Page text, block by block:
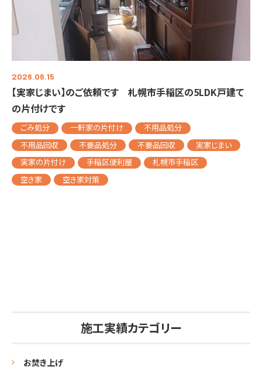
2026.06.15
【実家じまい】のご依頼です 札幌市手稲区の5LDK戸建て
の片付けです
ごみ処分 一軒家の片付け
不用品処分
不用品回収
不要品処分 不要品回収
実家じまい
実家の片付け
手稲区便利屋
札幌市手稲区
空き家
空き家対策
施工実績カテゴリー
お焚き上げ